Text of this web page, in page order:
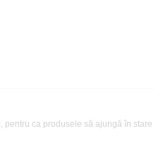
pentru ca produsele să ajungă în stare